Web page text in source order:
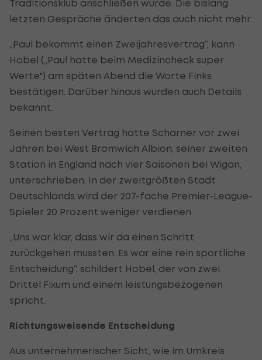
Traditionsklub anschließen würde. Die bislang
letzten Gespräche änderten das auch nicht mehr.
„Paul bekommt einen Zweijahresvertrag“, kann
Hobel („Paul hatte beim Medizincheck super
Werte") am späten Abend die Worte Finks
bestätigen. Darüber hinaus wurden auch Details
bekannt.
Seinen besten Vertrag hatte Scharner vor zwei
Jahren bei West Bromwich Albion, seiner zweiten
Station in England nach vier Saisonen bei Wigan,
unterschrieben. In der zweitgrößten Stadt
Deutschlands wird der 207-fache Premier-League-
Spieler 20 Prozent weniger verdienen.
„Uns war klar, dass wir da einen Schritt
zurückgehen mussten. Es war eine rein sportliche
Entscheidung“, schildert Hobel, der von zwei
Drittel Fixum und einem leistungsbezogenen
spricht.
Richtungsweisende Entscheidung
Aus unternehmerischer Sicht, wie im Umkreis